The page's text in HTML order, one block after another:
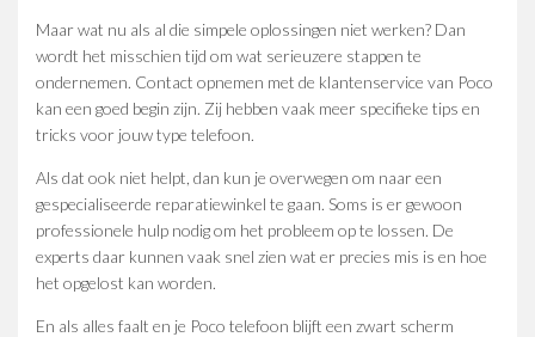
Maar wat nu als al die simpele oplossingen niet werken? Dan
wordt het misschien tijd om wat serieuzere stappen te
ondernemen. Contact opnemen met de klantenservice van Poco
kan een goed begin zijn. Zij hebben vaak meer specifieke tips en
tricks voor jouw type telefoon.
Als dat ook niet helpt, dan kun je overwegen om naar een
gespecialiseerde reparatiewinkel te gaan. Soms is er gewoon
professionele hulp nodig om het probleem op te lossen. De
experts daar kunnen vaak snel zien wat er precies mis is en hoe
het opgelost kan worden.
En als alles faalt en je Poco telefoon blijft een zwart scherm